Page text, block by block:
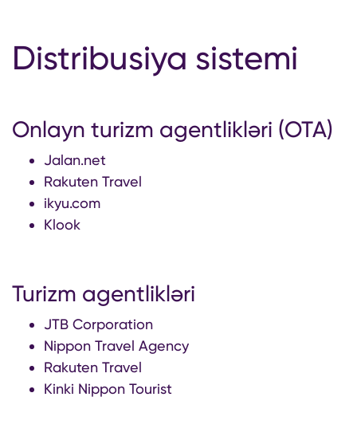
Distribusiya sistemi
Onlayn turizm agentlikləri (OTA)
Jalan.net
Rakuten Travel
ikyu.com
Klook
Turizm agentlikləri
JTB Corporation
Nippon Travel Agency
Rakuten Travel
Kinki Nippon Tourist